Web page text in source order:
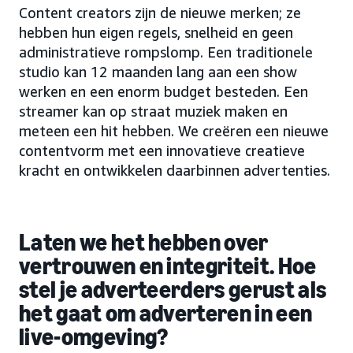
Content creators zijn de nieuwe merken; ze
hebben hun eigen regels, snelheid en geen
administratieve rompslomp. Een traditionele
studio kan 12 maanden lang aan een show
werken en een enorm budget besteden. Een
streamer kan op straat muziek maken en
meteen een hit hebben. We creëren een nieuwe
contentvorm met een innovatieve creatieve
kracht en ontwikkelen daarbinnen advertenties.
Laten we het hebben over
vertrouwen en integriteit. Hoe
stel je adverteerders gerust als
het gaat om adverteren in een
live-omgeving?